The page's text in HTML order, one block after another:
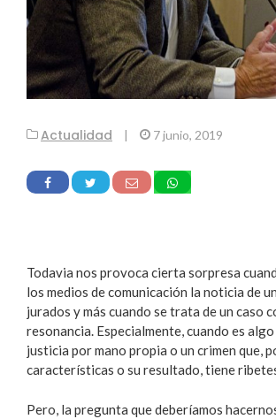
Actualidad | 7 junio, 2019
Todavia nos provoca cierta sorpresa
los medios de comunicación la noticia de
jurados y más cuando se trata de un caso
resonancia. Especialmente, cuando es
justicia por mano propia o un crimen que,
características o su resultado, tiene
Pero, la pregunta que deberíamos